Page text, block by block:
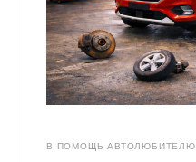
В ПОМОЩЬ АВТОЛЮБИТЕЛЮ